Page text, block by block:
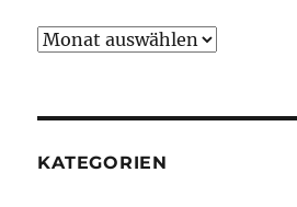
Archiv
KATEGORIEN